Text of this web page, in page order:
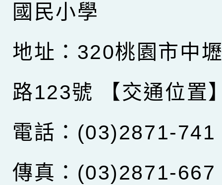
國民小學
地址：320桃園市中
路123號
【交通位置
電話：(03)2871-741
傳真：(03)2871-667